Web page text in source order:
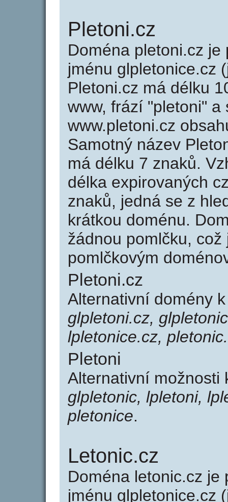
Pletoni.cz
Doména pletoni.cz
jménu glpletonice.cz
Pletoni.cz má délku
www, frází "pletoni"
www.pletoni.cz
Samotný název
má délku 7 znaků.
délka expirovaných
znaků, jedná se z
krátkou doménu.
žádnou pomlčku,
pomlčkovým
Pletoni.cz
Alternativní domény
glpletoni.cz,
lpletonice.cz,
Pletoni
Alternativní
glpletonic, lpletoni,
pletonice.
Letonic.cz
Doména letonic.cz je
jménu glpletonice.cz